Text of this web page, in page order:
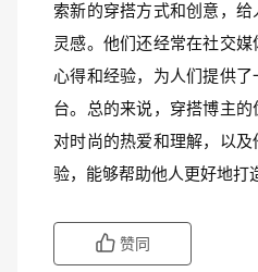
索新的穿搭方式和创意，
灵感。他们还经常在社交
心得和经验，为人们提供
台。总的来说，穿搭博主的
对时尚的热爱和理解，以
验，能够帮助他人更好地打
赞同